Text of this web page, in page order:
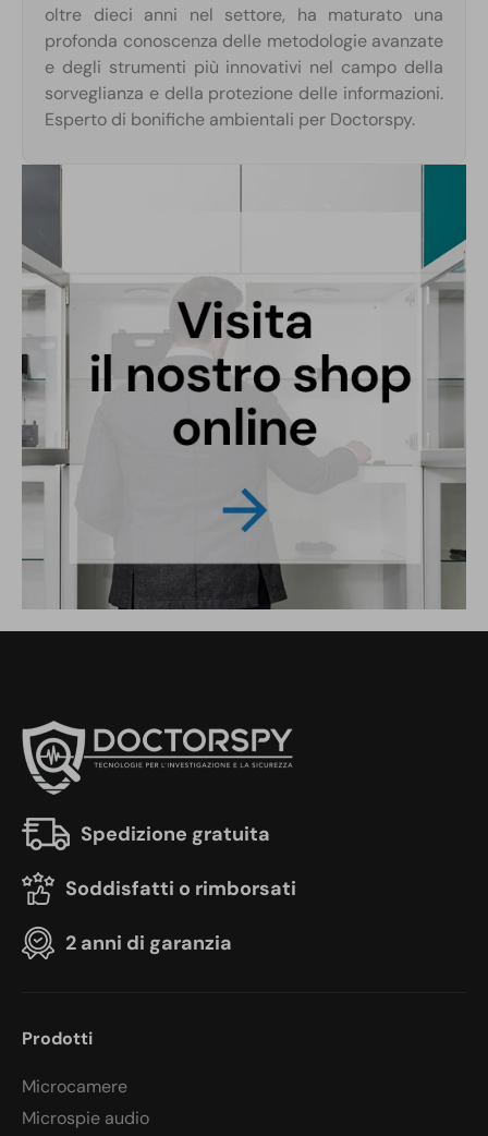
oltre dieci anni nel settore, ha maturato una
profonda conoscenza delle metodologie avanzate
e degli strumenti più innovativi nel campo della
sorveglianza e della protezione delle informazioni.
Esperto di bonifiche ambientali per Doctorspy.
Spedizione gratuita
Soddisfatti o rimborsati
2 anni di garanzia
Prodotti
Microcamere
Microspie audio